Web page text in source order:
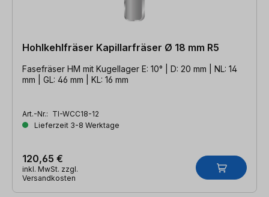
Hohlkehlfräser Kapillarfräser Ø 18 mm R5
Fasefräser HM mit Kugellager E: 10° | D: 20 mm | NL: 14
mm | GL: 46 mm | KL: 16 mm
Art.-Nr.: TI-WCC18-12
Lieferzeit 3-8 Werktage
120,65 €
inkl. MwSt. zzgl.
Versandkosten